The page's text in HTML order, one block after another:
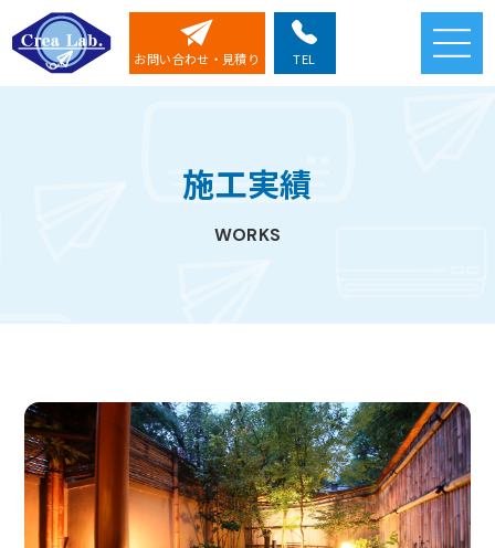
お問い合わせ・見積り TEL
072-275-5738
受付時間：9:00〜17:00
※営業電話はご遠慮ください
施工実績
WORKS